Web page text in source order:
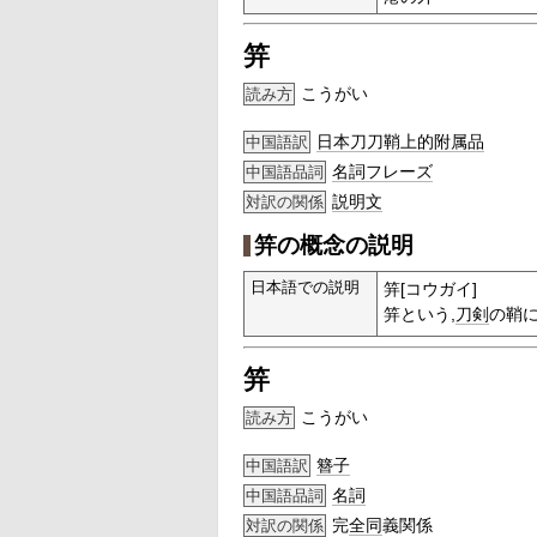
笄
読み方 こうがい
中国語訳 日本刀刀鞘上的附属品
中国語品詞 名詞フレーズ
対訳の関係 説明文
笄の概念の説明
日本語での説明
笄[コウガイ]
笄という,刀剣の鞘
笄
読み方 こうがい
中国語訳 簪子
中国語品詞 名詞
対訳の関係 完全同義関係